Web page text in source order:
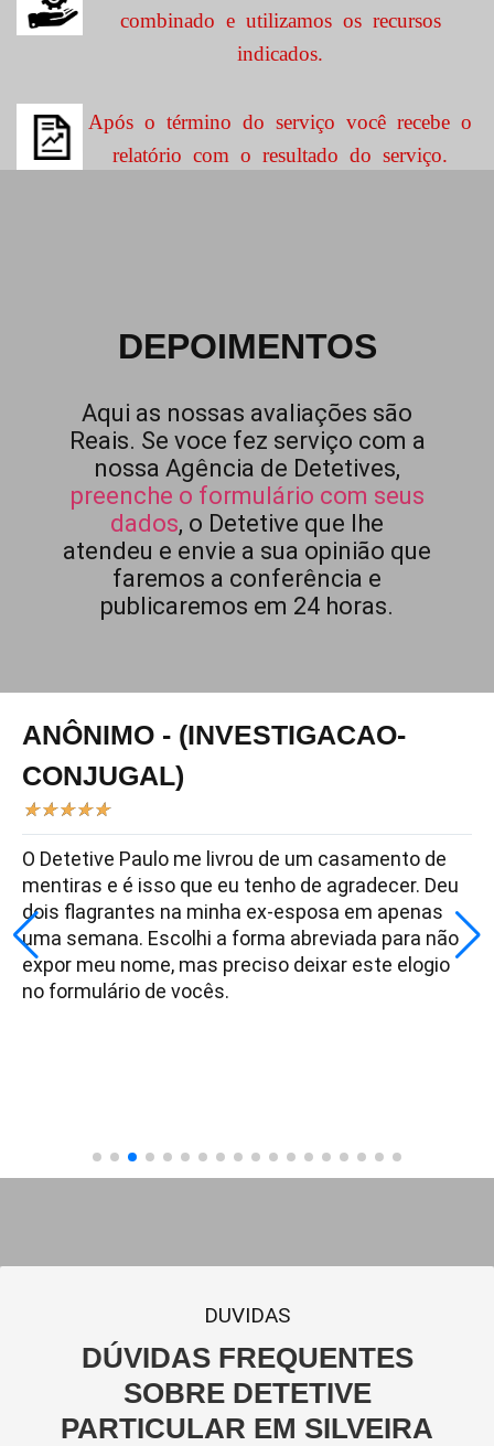
combinado e utilizamos os recursos
indicados.
Após o término do serviço você recebe o
relatório com o resultado do serviço.
DEPOIMENTOS
Aqui as nossas avaliações são
Reais. Se voce fez serviço com a
nossa Agência de Detetives,
preenche o formulário com seus
dados, o Detetive que lhe
atendeu e envie a sua opinião que
faremos a conferência e
publicaremos em 24 horas.
ANÔNIMO - (INVESTIGACAO-
CONJUGAL)
★★★★★
O Detetive Paulo me livrou de um casamento de
mentiras e é isso que eu tenho de agradecer. Deu
dois flagrantes na minha ex-esposa em apenas
uma semana. Escolhi a forma abreviada para não
expor meu nome, mas preciso deixar este elogio
no formulário de vocês.
DUVIDAS
DÚVIDAS FREQUENTES
SOBRE DETETIVE
PARTICULAR EM SILVEIRA